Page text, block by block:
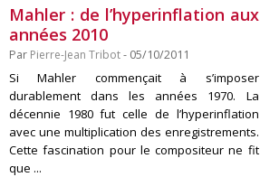
Mahler : de l’hyperinflation aux
années 2010
Par Pierre-Jean Tribot- 05/10/2011
Si Mahler commençait à s’imposer
durablement dans les années 1970. La
décennie 1980 fut celle de l’hyperinflation
avec une multiplication des enregistrements.
Cette fascination pour le compositeur ne fit
que ...